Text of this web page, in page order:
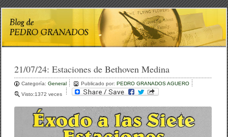
21/07/24:Estaciones de Bethoven Medina
Categoría:General Publicado por:PEDRO GRANADOS AGUERO
Visto:1372 veces